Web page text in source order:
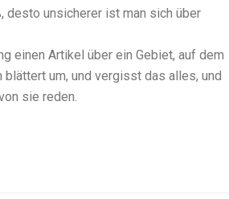
desto unsicherer ist man sich über
einen Artikel über ein Gebiet, auf dem
um, und vergisst das alles, und
sie reden.